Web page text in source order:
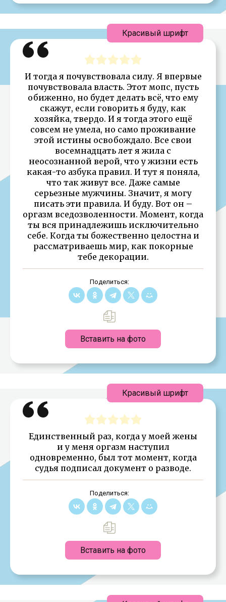
И тогда я почувствовала силу. Я впервые
почувствовала власть. Этот мопс, пусть
обиженно, но будет делать всё, что ему
скажут, если говорить я буду, как
хозяйка, твердо. И я тогда этого ещё
совсем не умела, но само проживание
этой истины освобождало. Все свои
восемнадцать лет я жила с
неосознанной верой, что у жизни есть
какая-то азбука правил. И тут я поняла,
что так живут все. Даже самые
серьезные мужчины. Значит, я могу
писать эти правила. И буду. Вот он –
оргазм вседозволенности. Момент, когда
ты вся принадлежишь исключительно
себе. Когда ты божественно целостна и
рассматриваешь мир, как покорные
тебе декорации.
Поделиться:
Вставить на фото
Красивый шрифт
Единственный раз, когда у моей жены
и у меня оргазм наступил
одновременно, был тот момент, когда
судья подписал документ о разводе.
Поделиться:
Вставить на фото
Красивый шрифт